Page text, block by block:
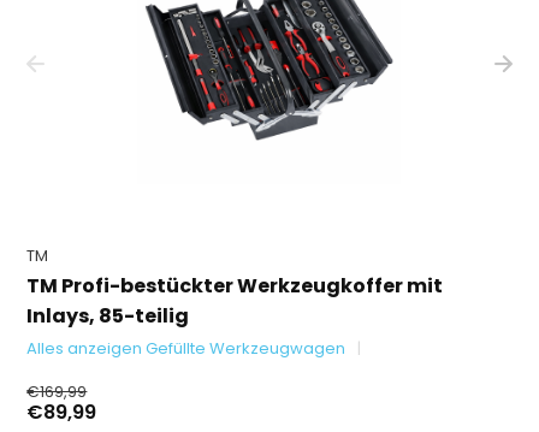
TM
TM Profi-bestückter Werkzeugkoffer mit
Inlays, 85-teilig
Alles anzeigen Gefüllte Werkzeugwagen
€169,99
€89,99